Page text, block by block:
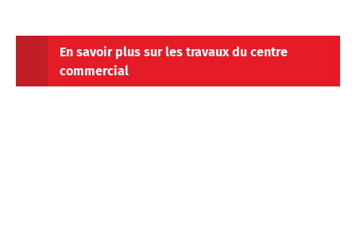
En savoir plus sur les travaux du centre
commercial